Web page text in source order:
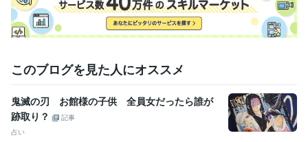
このブログを見た人にオススメ
鬼滅の刃 お館様の子供 全員女だったら誰が
跡取り？
記事
占い